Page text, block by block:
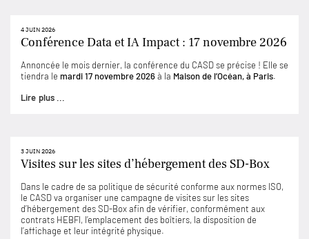
4 JUIN 2026
Conférence Data et IA Impact : 17 novembre 2026
Annoncée le mois dernier, la conférence du CASD se précise ! Elle se
tiendra le mardi 17 novembre 2026à la Maison de l’Océan, à Paris.
Lire plus ...
3 JUIN 2026
Visites sur les sites d’hébergement des SD-Box
Dans le cadre de sa politique de sécurité conforme aux normes ISO,
le CASD va organiser une campagne de visites sur les sites
d’hébergement des SD-Box afin de vérifier, conformément aux
contrats HEBFI, l’emplacement des boîtiers, la disposition de
l’affichage et leur intégrité physique.